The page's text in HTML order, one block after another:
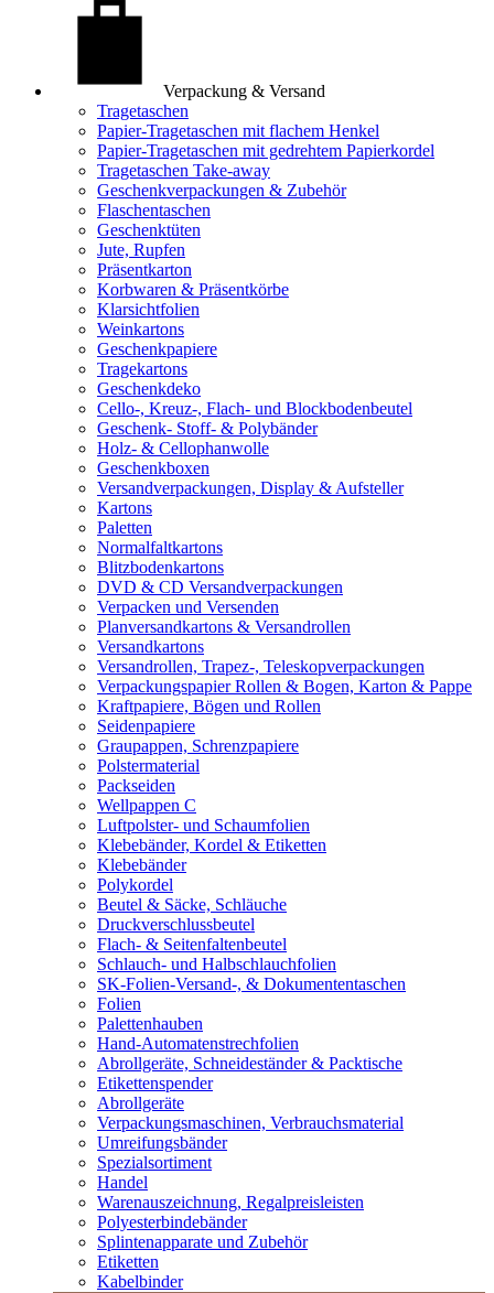
Verpackung & Versand
Tragetaschen
Papier-Tragetaschen mit flachem Henkel
Papier-Tragetaschen mit gedrehtem Papierkordel
Tragetaschen Take-away
Geschenkverpackungen & Zubehör
Flaschentaschen
Geschenktüten
Jute, Rupfen
Präsentkarton
Korbwaren & Präsentkörbe
Klarsichtfolien
Weinkartons
Geschenkpapiere
Tragekartons
Geschenkdeko
Cello-, Kreuz-, Flach- und Blockbodenbeutel
Geschenk- Stoff- & Polybänder
Holz- & Cellophanwolle
Geschenkboxen
Versandverpackungen, Display & Aufsteller
Kartons
Paletten
Normalfaltkartons
Blitzbodenkartons
DVD & CD Versandverpackungen
Verpacken und Versenden
Planversandkartons & Versandrollen
Versandkartons
Versandrollen, Trapez-, Teleskopverpackungen
Verpackungspapier Rollen & Bogen, Karton & Pappe
Kraftpapiere, Bögen und Rollen
Seidenpapiere
Graupappen, Schrenzpapiere
Polstermaterial
Packseiden
Wellpappen C
Luftpolster- und Schaumfolien
Klebebänder, Kordel & Etiketten
Klebebänder
Polykordel
Beutel & Säcke, Schläuche
Druckverschlussbeutel
Flach- & Seitenfaltenbeutel
Schlauch- und Halbschlauchfolien
SK-Folien-Versand-, & Dokumententaschen
Folien
Palettenhauben
Hand-Automatenstrechfolien
Abrollgeräte, Schneideständer & Packtische
Etikettenspender
Abrollgeräte
Verpackungsmaschinen, Verbrauchsmaterial
Umreifungsbänder
Spezialsortiment
Handel
Warenauszeichnung, Regalpreisleisten
Polyesterbindebänder
Splintenapparate und Zubehör
Etiketten
Kabelbinder